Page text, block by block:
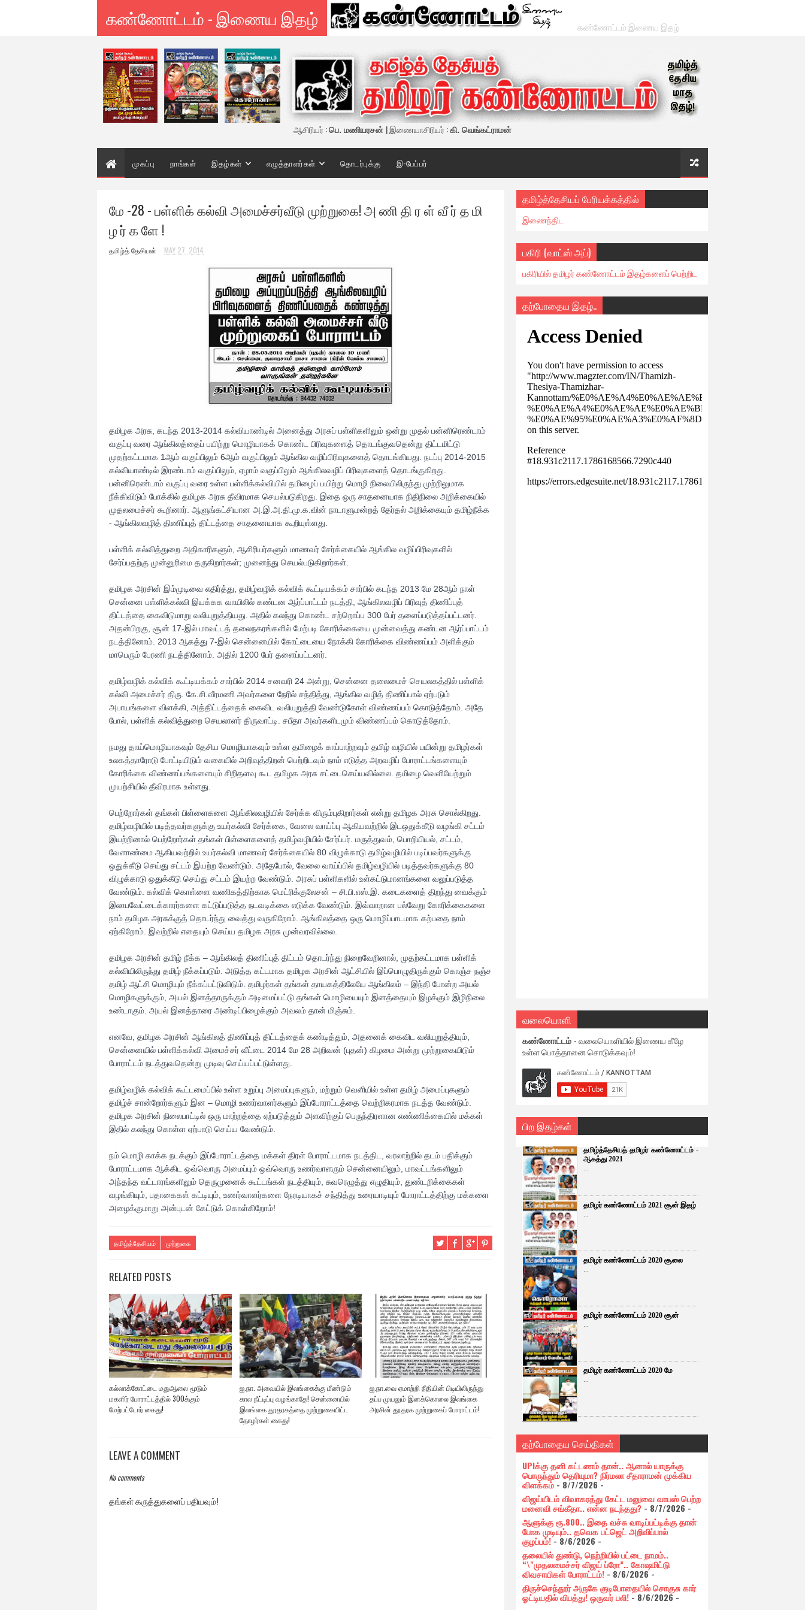
கண்ணோட்டம் - இணைய இதழ் கண்ணோட்டம் இணைய இதழ்
ஆசிரியர் :பெ. மணியரசன் | இணையாசிரியர் :கி. வெங்கட்ராமன்
முகப்பு நாங்கள் இதழ்கள் எழுத்தாளர்கள் தொடர்புக்கு இ-பேப்பர்
மே -28 - பள்ளிக் கல்வி அமைச்சர்வீடு முற்றுகை! அ ணி தி ர ள் வீ ர் த மி
ழ ர் க ளே !
தமிழ்த் தேசியன் MAY 27, 2014
தமிழக அரசு, கடந்த 2013-2014 கல்வியாண்டில் அனைத்து அரசுப் பள்ளிகளிலும் ஒன்று முதல் பன்னிரெண்டாம்
வகுப்பு வரை ஆங்கிலத்தைப் பயிற்று மொழியாகக் கொண்ட பிரிவுகளைத் தொடங்குவதென்று திட்டமிட்டு
முதற்கட்டமாக 1ஆம் வகுப்பிலும் 6ஆம் வகுப்பிலும் ஆங்கில வழிப்பிரிவுகளைத் தொடங்கியது. நடப்பு 2014-2015
கல்வியாண்டில் இரண்டாம் வகுப்பிலும், ஏழாம் வகுப்பிலும் ஆங்கிலவழிப் பிரிவுகளைத் தொடங்குகிறது.
பன்னிரெண்டாம் வகுப்பு வரை உள்ள பள்ளிக்கல்வியில் தமிழைப் பயிற்று மொழி நிலையிலிருந்து முற்றிலுமாக
நீக்கிவிடும் போக்கில் தமிழக அரசு தீவிரமாக செயல்படுகிறது. இதை ஒரு சாதனையாக நிதிநிலை அறிக்கையில்
முதலமைச்சர் கூறினார். ஆளுங்கட்சியான அ.இ.அ.தி.மு.க.வின் நாடாளுமன்றத் தேர்தல் அறிக்கையும் தமிழ்நீக்க
- ஆங்கிலவழித் திணிப்புத் திட்டத்தை சாதனையாக கூறியுள்ளது.
பள்ளிக் கல்வித்துறை அதிகாரிகளும், ஆசிரியர்களும் மாணவர் சேர்க்கையில் ஆங்கில வழிப்பிரிவுகளில்
சேர்ப்பதற்கு முன்னுரிமை தருகிறார்கள்; முனைந்து செயல்படுகிறார்கள்.
தமிழக அரசின் இம்முடிவை எதிர்த்து, தமிழ்வழிக் கல்விக் கூட்டியக்கம் சார்பில் கடந்த 2013 மே 28ஆம் நாள்
சென்னை பள்ளிக்கல்வி இயக்கக வாயிலில் கண்டன ஆர்ப்பாட்டம் நடத்தி, ஆங்கிலவழிப் பிரிவுத் திணிப்புத்
திட்டத்தை கைவிடுமாறு வலியுறுத்தியது. அதில் கலந்து கொண்ட சற்றொப்ப 300 பேர் தளைப்படுத்தப்பட்டனர்.
அதன்பிறகு, சூன் 17-இல் மாவட்டத் தலைநகரங்களில் மேற்படி கோரிக்கையை முன்வைத்து கண்டன ஆர்ப்பாட்டம்
நடத்தினோம். 2013 ஆகத்து 7-இல் சென்னையில் கோட்டையை நோக்கி கோரிக்கை விண்ணப்பம் அளிக்கும்
மாபெரும் பேரணி நடத்தினோம். அதில் 1200 பேர் தளைப்பட்டனர்.
தமிழ்வழிக் கல்விக் கூட்டியக்கம் சார்பில் 2014 சனவரி 24 அன்று, சென்னை தலைமைச் செயலகத்தில் பள்ளிக்
கல்வி அமைச்சர் திரு. கே.சி.வீரமணி அவர்களை நேரில் சந்தித்து, ஆங்கில வழித் திணிப்பால் ஏற்படும்
அபாயங்களை விளக்கி, அத்திட்டத்தைக் கைவிட வலியுறுத்தி வேண்டுகோள் விண்ணப்பம் கொடுத்தோம். அதே
போல், பள்ளிக் கல்வித்துறை செயலாளர் திருவாட்டி. சபீதா அவர்களிடமும் விண்ணப்பம் கொடுத்தோம்.
நமது தாய்மொழியாகவும் தேசிய மொழியாகவும் உள்ள தமிழைக் காப்பாற்றவும் தமிழ் வழியில் பயின்று தமிழர்கள்
உலகத்தாரோடு போட்டியிடும் வகையில் அறிவுத்திறன் பெற்றிடவும் நாம் எடுத்த அறவழிப் போராட்டங்களையும்
கோரிக்கை விண்ணப்பங்களையும் சிறிதளவு கூட தமிழக அரசு சட்டைசெய்யவில்லை. தமிழை வெளியேற்றும்
முயற்சியில் தீவிரமாக உள்ளது.
பெற்றோர்கள் தங்கள் பிள்ளைகளை ஆங்கிலவழியில் சேர்க்க விரும்புகிறார்கள் என்று தமிழக அரசு சொல்கிறது.
தமிழ்வழியில் படித்தவர்களுக்கு உயர்கல்வி சேர்க்கை, வேலை வாய்ப்பு ஆகியவற்றில் இடஒதுக்கீடு வழங்கி சட்டம்
இயற்றினால் பெற்றோர்கள் தங்கள் பிள்ளைகளைத் தமிழ்வழியில் சேர்ப்பர். மருத்துவம், பொறியியல், சட்டம்,
வேளாண்மை ஆகியவற்றில் உயர்கல்வி மாணவர் சேர்க்கையில் 80 விழுக்காடு தமிழ்வழியில் படிப்பவர்களுக்கு
ஒதுக்கீடு செய்து சட்டம் இயற்ற வேண்டும். அதேபோல், வேலை வாய்ப்பில் தமிழ்வழியில் படித்தவர்களுக்கு 80
விழுக்காடு ஒதுக்கீடு செய்து சட்டம் இயற்ற வேண்டும். அரசுப் பள்ளிகளில் உள்கட்டுமானங்களை வலுப்படுத்த
வேண்டும். கல்விக் கொள்ளை வணிகத்திற்காக மெட்ரிக்குலேசன் – சி.பி.எஸ்.இ. கடைகளைத் திறந்து வைக்கும்
இலாபவேட்டைக்காரர்களை கட்டுப்படுத்த நடவடிக்கை எடுக்க வேண்டும். இவ்வாறான பல்வேறு கோரிக்கைகளை
நாம் தமிழக அரசுக்குத் தொடர்ந்து வைத்து வருகிறோம். ஆங்கிலத்தை ஒரு மொழிப்பாடமாக கற்பதை நாம்
ஏற்கிறோம். இவற்றில் எதையும் செய்ய தமிழக அரசு முன்வரவில்லை.
தமிழக அரசின் தமிழ் நீக்க – ஆங்கிலத் திணிப்புத் திட்டம் தொடர்ந்து நிறைவேறினால், முதற்கட்டமாக பள்ளிக்
கல்வியிலிருந்து தமிழ் நீக்கப்படும். அடுத்த கட்டமாக தமிழக அரசின் ஆட்சியில் இப்பொழுதிருக்கும் கொஞ்ச நஞ்ச
தமிழ் ஆட்சி மொழியும் நீக்கப்பட்டுவிடும். தமிழர்கள் தங்கள் தாயகத்திலேயே ஆங்கிலம் – இந்தி போன்ற அயல்
மொழிகளுக்கும், அயல் இனத்தாருக்கும் அடிமைப்பட்டு தங்கள் மொழியையும் இனத்தையும் இழக்கும் இழிநிலை
உண்டாகும். அயல் இனத்தாரை அண்டிப்பிழைக்கும் அவலம் தான் மிஞ்சும்.
எனவே, தமிழக அரசின் ஆங்கிலத் திணிப்புத் திட்டத்தைக் கண்டித்தும், அதனைக் கைவிட வலியுறுத்தியும்,
சென்னையில் பள்ளிக்கல்வி அமைச்சர் வீட்டை 2014 மே 28 அறிவன் (புதன்) கிழமை அன்று முற்றுகையிடும்
போராட்டம் நடத்துவதென்று முடிவு செய்யப்பட்டுள்ளது.
தமிழ்வழிக் கல்விக் கூட்டமைப்பில் உள்ள உறுப்பு அமைப்புகளும், மற்றும் வெளியில் உள்ள தமிழ் அமைப்புகளும்
தமிழ்ச் சான்றோர்களும் இன – மொழி உணர்வாளர்களும் இப்போராட்டத்தை வெற்றிகரமாக நடத்த வேண்டும்.
தமிழக அரசின் நிலைபாட்டில் ஒரு மாற்றத்தை ஏற்படுத்தும் அளவிற்குப் பெருந்திரளான எண்ணிக்கையில் மக்கள்
இதில் கலந்து கொள்ள ஏற்பாடு செய்ய வேண்டும்.
நம் மொழி காக்க நடக்கும் இப்போராட்டத்தை மக்கள் திரள் போராட்டமாக நடத்திட, வரலாற்றில் தடம் பதிக்கும்
போராட்டமாக ஆக்கிட ஒவ்வொரு அமைப்பும் ஒவ்வொரு உணர்வாளரும் சென்னையிலும், மாவட்டங்களிலும்
அந்தந்த வட்டாரங்களிலும் தெருமுனைக் கூட்டங்கள் நடத்தியும், சுவரெழுத்து எழுதியும், துண்டறிக்கைகள்
வழங்கியும், பதாகைகள் கட்டியும், உணர்வாளர்களை நேரடியாகச் சந்தித்து உரையாடியும் போராட்டத்திற்கு மக்களை
அழைக்குமாறு அன்புடன் கேட்டுக் கொள்கிறோம்!
தமிழ்த்தேசியம் முற்றுகை
RELATED POSTS
கல்லாக்கோட்டை மதுஆலை மூடும்
மகளிர் போராட்டத்தில் 300க்கும்
மேற்பட்டோர் கைது!
ஐ.நா. அவையில் இலங்கைக்கு மீண்டும்
கால நீட்டிப்பு வழங்காதே! சென்னையில்
இலங்கை தூதரகத்தை முற்றுகையிட்ட
தோழர்கள் கைது!
ஐ.நா.வை ஏமாற்றி நீதியின் பிடியிலிருந்து
தப்ப முயலும் இனக்கொலை இலங்கை
அரசின் தூதரக முற்றுகைப் போராட்டம்!
LEAVE A COMMENT
No comments
தங்கள் கருத்துகளைப் பதியவும்!
தமிழ்த்தேசியப் பேரியக்கத்தில்
இணைந்திட
பகிரி (வாட்ஸ் அப்)
பகிரியில் தமிழர் கண்ணோட்டம் இதழ்களைப் பெற்றிட
தற்போதைய இதழ்..
வலையொளி
கண்ணோட்டம் - வலையொளியில் இணைய கீழே
உள்ள பொத்தானை சொடுக்கவும்!
பிற இதழ்கள்
தமிழ்த்தேசியத் தமிழர் கண்ணோட்டம் -
ஆகத்து 2021
...
தமிழர் கண்ணோட்டம் 2021 சூன் இதழ்
...
தமிழர் கண்ணோட்டம் 2020 சூலை
...
தமிழர் கண்ணோட்டம் 2020 சூன்
...
தமிழர் கண்ணோட்டம் 2020 மே
...
தற்போதைய செய்திகள்
UPIக்கு தனி கட்டணம் தான்.. ஆனால் யாருக்கு
பொருந்தும் தெரியுமா? நிர்மலா சீதாராமன் முக்கிய
விளக்கம் - 8/7/2026 -
விஜய்யிடம் விவாகரத்து கேட்ட மனுவை வாபஸ் பெற்ற
மனைவி சங்கீதா.. என்ன நடந்தது? - 8/7/2026 -
ஆளுக்கு ரூ.800.. இதை வச்சு வாடிப்பட்டிக்கு தான்
போக முடியும்.. தவெக பட்ஜெட் அறிவிப்பால்
குழப்பம்!- 8/6/2026 -
தலையில் துண்டு, நெற்றியில் பட்டை நாமம்..
“\"முதலமைச்சர் விஜய் ப்ரோ”.. கோஷமிட்டு
விவசாயிகள் போராட்டம்! - 8/6/2026-
திருச்செந்தூர் அருகே குடிபோதையில் சொகுசு கார்
ஓட்டியதில் விபத்து! ஒருவர் பலி! - 8/6/2026-